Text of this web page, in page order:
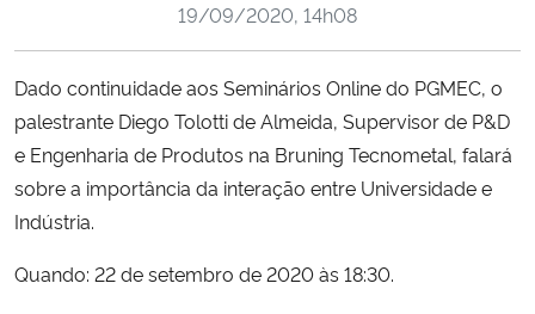
Ministério da Saúde
Ministério de Minas e Energia
Ministério do Meio Ambiente
19/09/2020, 14h08
Dado continuidade aos Seminários Online do PGMEC, o
palestrante Diego Tolotti de Almeida, Supervisor de P&D
e Engenharia de Produtos na Bruning Tecnometal, falará
sobre a importância da interação entre Universidade e
Indústria.
Quando: 22 de setembro de 2020 às 18:30.